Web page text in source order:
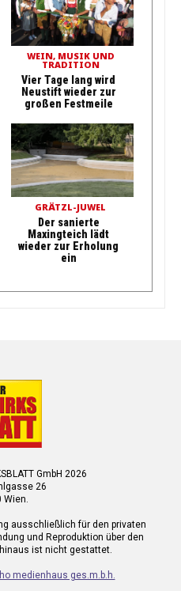
WEIN, MUSIK UND
TRADITION
Vier Tage lang wird
Neustift wieder zur
großen Festmeile
GRÄTZL-JUWEL
Der sanierte
Maxingteich lädt
wieder zur Erholung
ein
GmbH 2026
26
Wien.
ausschließlich für den privaten
und Reproduktion über den
ist nicht gestattet.
medienhaus ges.m.b.h.